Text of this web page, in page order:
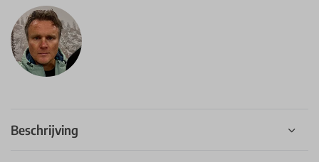
Beschrijving